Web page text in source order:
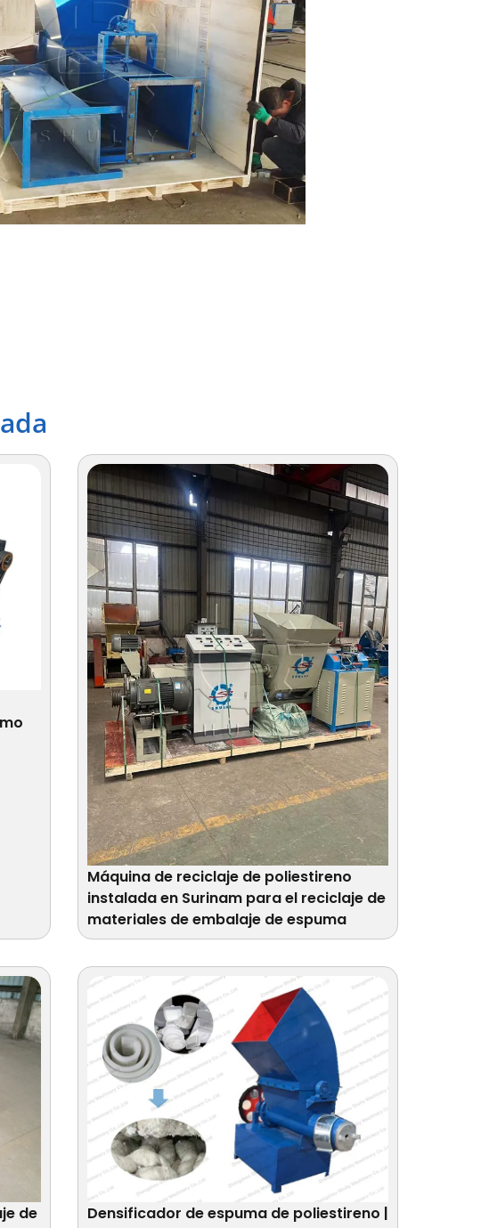
Máquina de reciclaje de poliestireno
instalada en Surinam para el reciclaje de
materiales de embalaje de espuma
de
Densificador de espuma de poliestireno |